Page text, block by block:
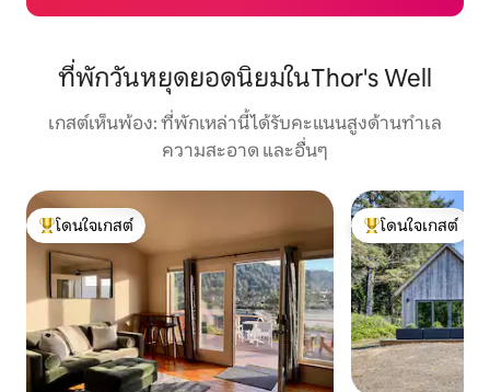
ที่พักวันหยุดยอดนิยมในThor's Well
เกสต์เห็นพ้อง: ที่พักเหล่านี้ได้รับคะแนนสูงด้านทำเล
ความสะอาด และอื่นๆ
โดนใจเกสต์ที่สุด
โดนใจเกสต์
โดนใจเกสต์ที่สุด
โดนใจเกสต์